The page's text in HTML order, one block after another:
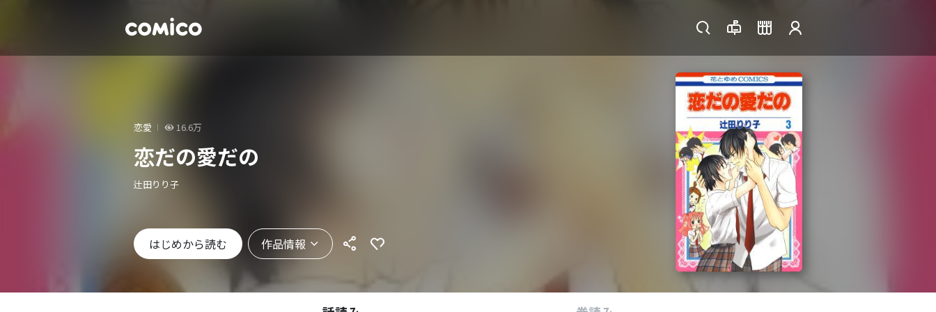
恋愛 16.6万
恋だの愛だの
辻田りり子
はじめから読む 作品情報